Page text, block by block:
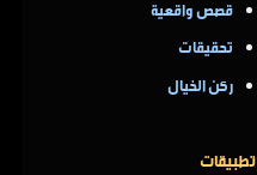
قصص واقعية
تحقيقات
ركن الخيال
تطبيقات